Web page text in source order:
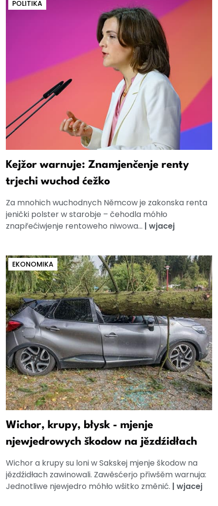
POLITIKA
Kejžor warnuje: Znamjenčenje renty
trjechi wuchod ćežko
Za mnohich wuchodnych Němcow je zakonska renta
jenički polster w starobje – čehodla móhło
znapřećiwjenje rentoweho niwowa... | wjacej
EKONOMIKA
Wichor, krupy, błysk - mjenje
njewjedrowych škodow na jězdźidłach
Wichor a krupy su loni w Sakskej mjenje škodow na
jězdźidłach zawinowali. Zawěsćerjo přiwšěm warnuja:
Jednotliwe njewjedro móhło wšitko změnić. | wjacej